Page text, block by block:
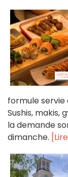
formule
Sushis,
la demande
dimanche.